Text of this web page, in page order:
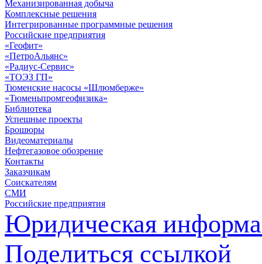
Механизированная добыча
Комплексные решения
Интегрированные программные решения
Российские предприятия
«Геофит»
«ПетроАльянс»
«Радиус-Сервис»
«ТОЭЗ ГП»
Тюменские насосы «Шлюмберже»
«Тюменьпромгеофизика»
Библиотека
Успешные проекты
Брошюры
Видеоматериалы
Нефтегазовое обозрение
Контакты
Заказчикам
Соискателям
СМИ
Российские предприятия
Юридическая
Поделиться ссылкой